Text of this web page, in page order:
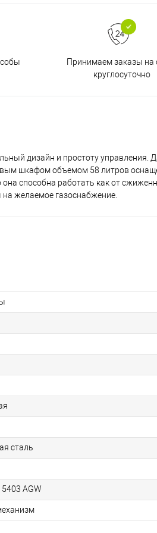
Принимаем заказы на
круглосуточно
дизайн и простоту
шкафом объемом 58 литров
способна работать как от
желаемое газоснабжение.
сталь
5403 AGW